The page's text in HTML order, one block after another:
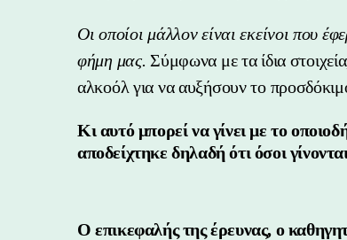
Οι οποίοι μάλλον είναι εκείνοι που
φήμη μας.Σύμφωνα με τα ίδια
αλκοόλ για να αυξήσουν το
Κι αυτό μπορεί να γίνει με το
αποδείχτηκε δηλαδή ότι όσοι
Ο επικεφαλής της έρευνας, ο